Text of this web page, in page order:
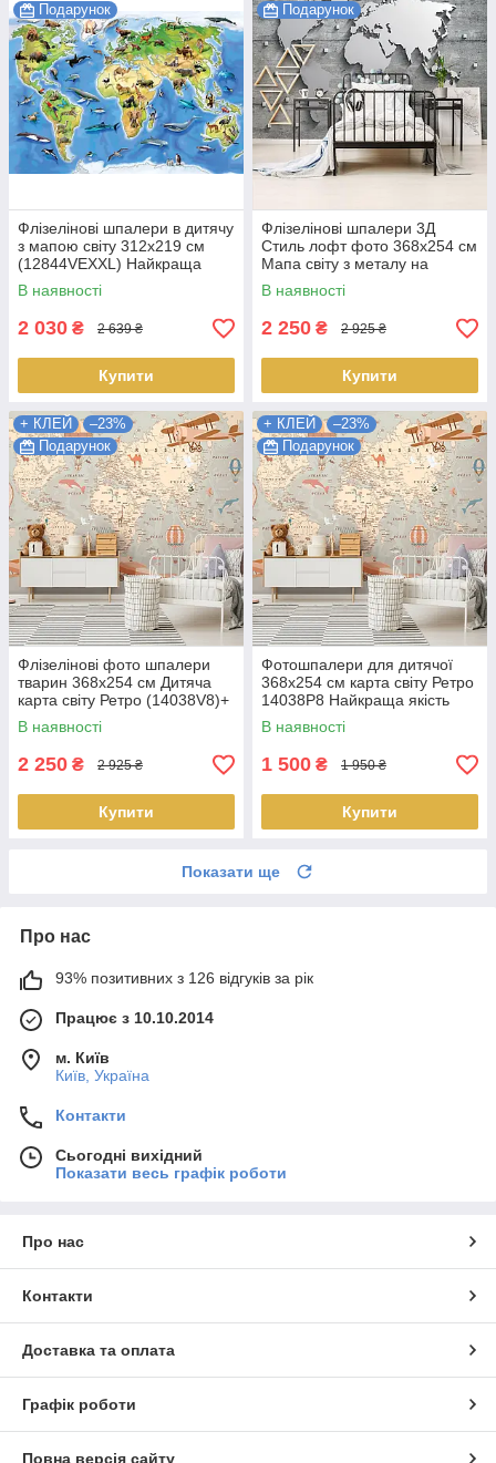
Подарунок
Флізелінові шпалери в дитячу
з мапою світу 312x219 см
(12844VEXXL) Найкраща
якість
В наявності
2 030 ₴ 2 639 ₴
Купити
Подарунок
Флізелінові шпалери 3Д
Стиль лофт фото 368x254 см
Мапа світу з металу на
бетонній стіні (10420V8) +
клей Найкраща якість
В наявності
2 250 ₴ 2 925 ₴
Купити
+ КЛЕЙ
–23%
Подарунок
Флізелінові фото шпалери
тварин 368x254 см Дитяча
карта світу Ретро (14038V8)+
клей Найкраща якість
В наявності
2 250 ₴ 2 925 ₴
Купити
+ КЛЕЙ
–23%
Подарунок
Фотошпалери для дитячої
368x254 см карта світу Ретро
14038P8 Найкраща якість
В наявності
1 500 ₴ 1 950 ₴
Купити
Показати ще
Про нас
93% позитивних з 126 відгуків за рік
Працює з 10.10.2014
м. Київ
Київ, Україна
Контакти
Сьогодні вихідний
Показати весь графік роботи
Про нас
Контакти
Доставка та оплата
Графік роботи
Повна версія сайту